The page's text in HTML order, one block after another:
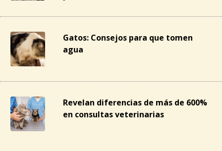
Gatos: Consejos para que tomen
agua
Revelan diferencias de más de 600%
en consultas veterinarias